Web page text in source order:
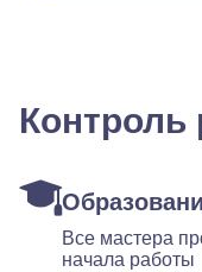
Контроль
Все мастера
начала работы